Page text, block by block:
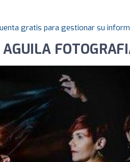
gratis para gestionar su